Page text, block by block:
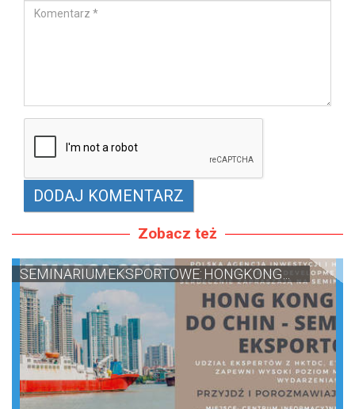
Zobacz też
SEMINARIUM EKSPORTOWE: HONGKONG ...